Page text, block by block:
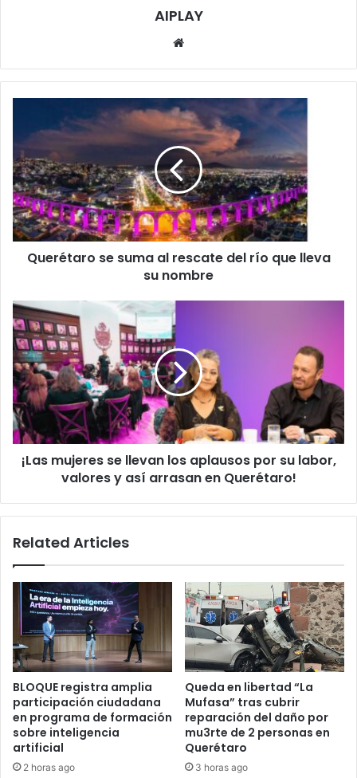
AIPLAY
suma
al
rescate
del
río
que
lleva
Querétaro se suma al rescate del río que lleva
su nombre
¡Las
mujeres
se
llevan
los
aplausos
por
su
labor,
valores
Querétaro!
¡Las mujeres se llevan los aplausos por su labor,
valores y así arrasan en Querétaro!
Related Articles
BLOQUE registra amplia
participación ciudadana
en programa de formación
sobre inteligencia
artificial
2 horas ago
Queda en libertad “La
Mufasa” tras cubrir
reparación del daño por
mu3rte de 2 personas en
Querétaro
3 horas ago